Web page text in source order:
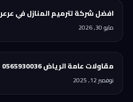
افضل شركة لترميم المنازل في عرعر 0565930036
مايو 30, 2026
مقاولات عامة الرياض 0565930036
نوفمبر 12, 2025